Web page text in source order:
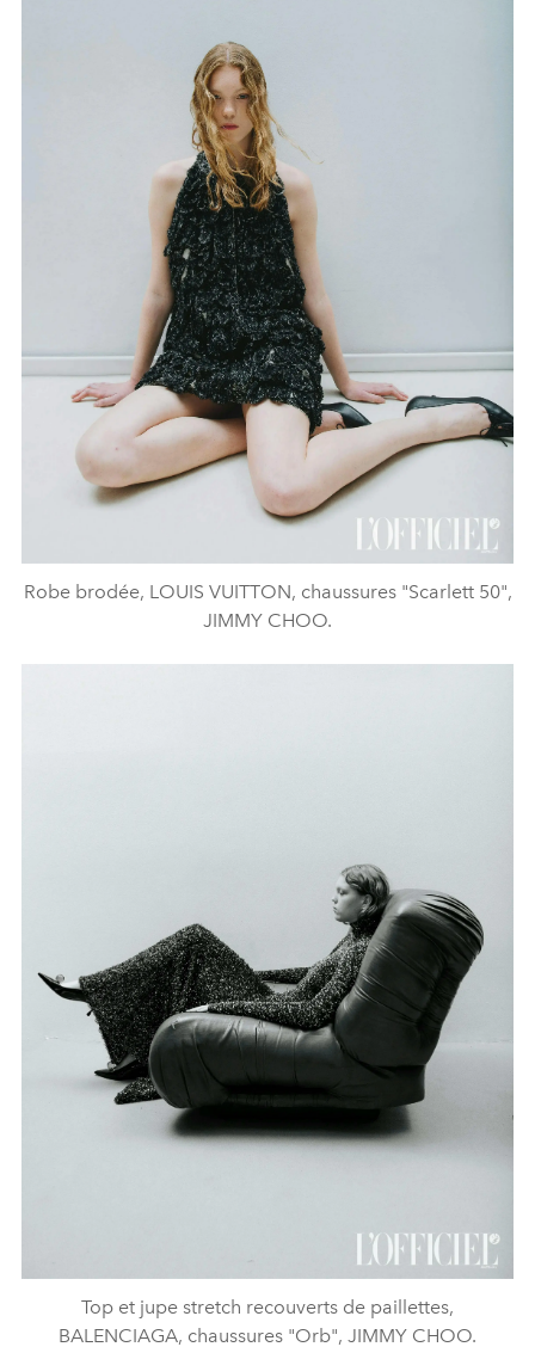
Robe brodée, LOUIS VUITTON, chaussures "Scarlett 50",
JIMMY CHOO.
Top et jupe stretch recouverts de paillettes,
BALENCIAGA, chaussures "Orb", JIMMY CHOO.